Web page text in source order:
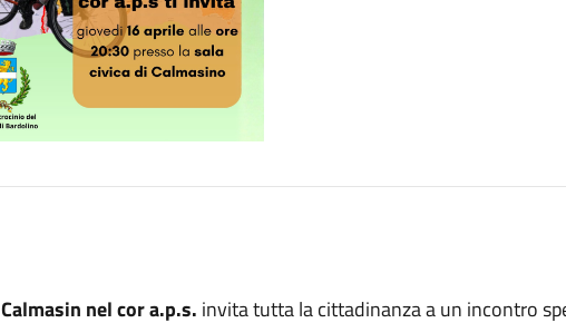
Calmasin nel cor a.p.s. invita tutta la cittadinanza a un incontro